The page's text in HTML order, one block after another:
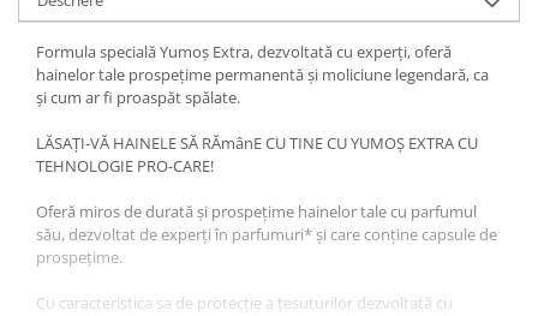
Formula specială Yumoş Extra, dezvoltată cu experţi, oferă
hainelor tale prospeţime permanentă şi moliciune legendară, ca
şi cum ar fi proaspăt spălate.
LĂSAȚI-VĂ HAINELE SĂ RĂmânE CU TINE CU YUMOȘ EXTRA CU
TEHNOLOGIE PRO-CARE!
Oferă miros de durată și prospețime hainelor tale cu parfumul
său, dezvoltat de experți în parfumuri* și care conține capsule de
prospețime.
Cu caracteristica sa de protecție a țesuturilor dezvoltată cu